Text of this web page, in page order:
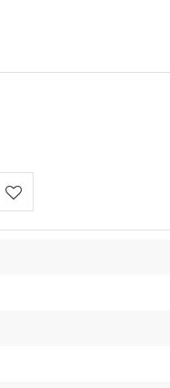
Do